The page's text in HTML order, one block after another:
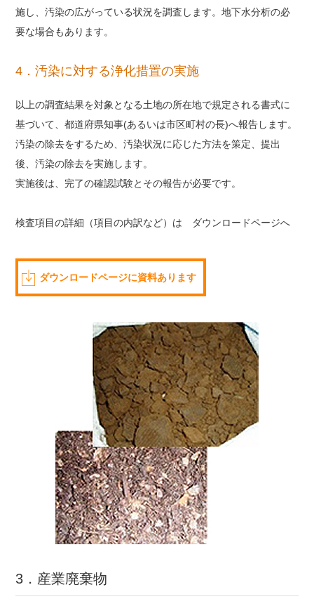
施し、汚染の広がっている状況を調査します。地下水分析の必
要な場合もあります。
4．汚染に対する浄化措置の実施
以上の調査結果を対象となる土地の所在地で規定される書式に
基づいて、都道府県知事(あるいは市区町村の長)へ報告します。
汚染の除去をするため、汚染状況に応じた方法を策定、提出
後、汚染の除去を実施します。
実施後は、完了の確認試験とその報告が必要です。
検査項目の詳細（項目の内訳など）は ダウンロードページへ
ダウンロードページに資料あります
3．産業廃棄物